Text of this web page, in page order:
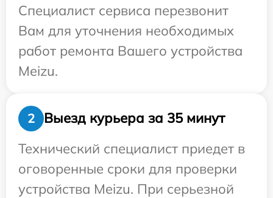
Специалист сервиса перезвонит
Вам для уточнения необходимых
работ ремонта Вашего устройства
Meizu.
2
Выезд курьера за 35 минут
Технический специалист приедет в
оговоренные сроки для проверки
устройства Meizu. При серьезной